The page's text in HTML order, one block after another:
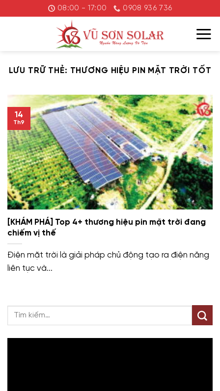
đến
08:00 - 17:00 0908 936 736
LƯU TRỮ THẺ: THƯƠNG HIỆU PIN MẶT TRỜI TỐT
[KHÁM PHÁ] Top 4+ thương hiệu pin mặt trời đang
chiếm vị thế
Điện mặt trời là giải pháp chủ động tạo ra điện năng
liên tục và...
14
Th9